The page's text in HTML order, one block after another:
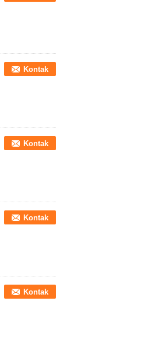
Kontak
Kontak
Kontak
Kontak